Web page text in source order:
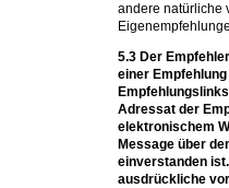
andere natürliche
5.3 Der
einer
Adressat der
elektronischem
Message über
einverstanden
ausdrückliche